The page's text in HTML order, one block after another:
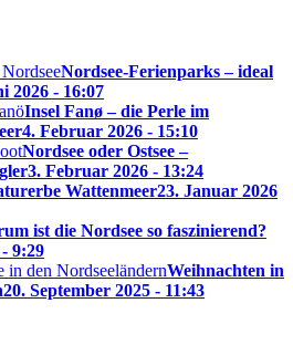
Nordsee-Ferienparks – ideal
2026 - 16:07
Insel Fanø – die Perle im
4. Februar 2026 - 15:10
Nordsee oder Ostsee –
3. Februar 2026 - 13:24
Wattenmeer23. Januar 2026
ist die Nordsee so faszinierend?
9:29
Weihnachten in
20. September 2025 - 11:43